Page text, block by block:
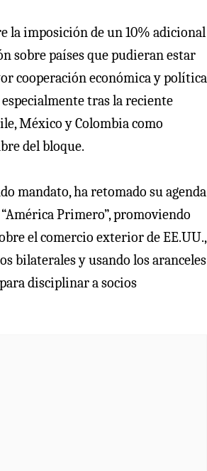
la imposición de un 10% adicional
sobre países que pudieran estar
cooperación económica y política
tras la reciente
México y Colombia como
del bloque.
mandato, ha retomado su agenda
Primero”, promoviendo
el comercio exterior de EE.UU.,
bilaterales y usando los aranceles
disciplinar a socios